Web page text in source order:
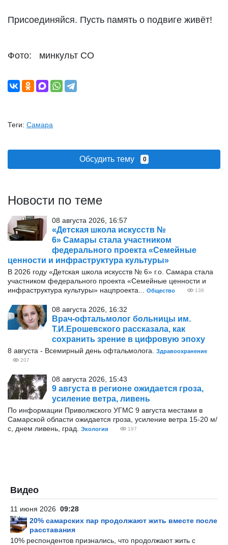
Присоединяйся. Пусть память о подвиге живёт!
Фото: минкульт СО
Теги: Самара
Обсудить тему 0
Новости по теме
08 августа 2026, 16:57
«Детская школа искусств №
6» Самары стала участником
федерального проекта «Семейные
ценности и инфраструктура культуры»
В 2026 году «Детская школа искусств № 6» г.о. Самара стала
участником федерального проекта «Семейные ценности и
инфраструктура культуры» нацпроекта...
Общество 138
08 августа 2026, 16:32
Врач-офтальмолог больницы им.
Т.И.Ерошевского рассказала, как
сохранить зрение в цифровую эпоху
8 августа - Всемирный день офтальмолога. Здравоохранение
207
08 августа 2026, 15:43
9 августа в регионе ожидается гроза,
усиление ветра, ливень
По информации Приволжского УГМС 9 августа местами в
Самарской области ожидается гроза, усиление ветра 15-20 м/
с, днем ливень, град.
Экология 197
Видео
11 июня 2026 09:28
20% самарских пар продолжают жить вместе после
расставания
10% респондентов признались, что продолжают жить с